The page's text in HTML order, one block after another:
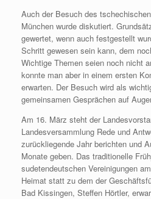
Auch der Besuch des
München wurde diskutiert.
gewertet, wenn auch festgestellt
Schritt gewesen sein kann, dem
Wichtige Themen seien noch nicht
konnte man aber in einem ersten
erwarten. Der Besuch wird als
gemeinsamen Gesprächen auf
Am 16. März steht der
Landesversammlung Rede und
zurückliegende Jahr berichten und
Monate geben. Das traditionelle
sudetendeutschen Vereinigungen
Heimat statt zu dem der
Bad Kissingen, Steffen Hörtler,